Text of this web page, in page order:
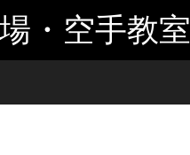
・空手教